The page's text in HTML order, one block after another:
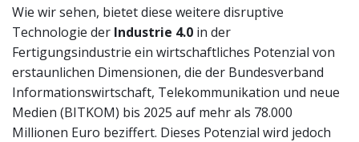
Wie wir sehen, bietet diese weitere disruptive
Technologie der Industrie 4.0 in der
Fertigungsindustrie ein wirtschaftliches Potenzial von
erstaunlichen Dimensionen, die der Bundesverband
Informationswirtschaft, Telekommunikation und neue
Medien (BITKOM) bis 2025 auf mehr als 78.000
Millionen Euro beziffert. Dieses Potenzial wird jedoch